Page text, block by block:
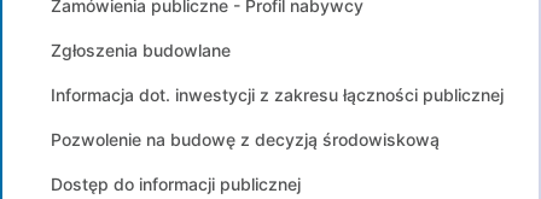
Zamówienia publiczne - Profil nabywcy
Zgłoszenia budowlane
Informacja dot. inwestycji z zakresu łączności publicznej
Pozwolenie na budowę z decyzją środowiskową
Dostęp do informacji publicznej